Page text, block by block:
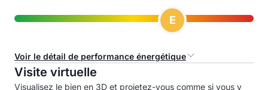
E
Voir le détail de performance énergétique
Consommation d'énergie primaire (CEP)
Visite virtuelle
Visualisez le bien en 3D et projetez-vous comme si vous y